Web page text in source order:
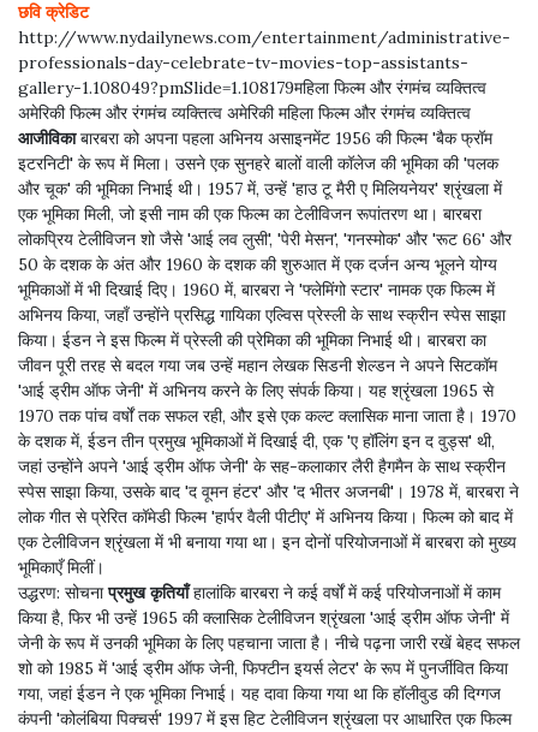
छवि क्रेडिट
http://www.nydailynews.com/entertainment/administrative-
professionals-day-celebrate-tv-movies-top-assistants-
gallery-1.108049?pmSlide=1.108179महिला फिल्म और रंगमंच व्यक्तित्व
अमेरिकी फिल्म और रंगमंच व्यक्तित्व अमेरिकी महिला फिल्म और रंगमंच व्यक्तित्व
आजीविकाबारबरा को अपना पहला अभिनय असाइनमेंट 1956 की फिल्म 'बैक फ्रॉम
इटरनिटी' के रूप में मिला। उसने एक सुनहरे बालों वाली कॉलेज की भूमिका की 'पलक
और चूक' की भूमिका निभाई थी। 1957 में, उन्हें 'हाउ टू मैरी ए मिलियनेयर' श्रृंखला में
एक भूमिका मिली, जो इसी नाम की एक फिल्म का टेलीविजन रूपांतरण था। बारबरा
लोकप्रिय टेलीविजन शो जैसे 'आई लव लुसी', 'पेरी मेसन', 'गनस्मोक' और 'रूट 66' और
50 के दशक के अंत और 1960 के दशक की शुरुआत में एक दर्जन अन्य भूलने योग्य
भूमिकाओं में भी दिखाई दिए। 1960 में, बारबरा ने 'फ्लेमिंगो स्टार' नामक एक फिल्म में
अभिनय किया, जहाँ उन्होंने प्रसिद्ध गायिका एल्विस प्रेस्ली के साथ स्क्रीन स्पेस साझा
किया। ईडन ने इस फिल्म में प्रेस्ली की प्रेमिका की भूमिका निभाई थी। बारबरा का
जीवन पूरी तरह से बदल गया जब उन्हें महान लेखक सिडनी शेल्डन ने अपने सिटकॉम
'आई ड्रीम ऑफ जेनी' में अभिनय करने के लिए संपर्क किया। यह श्रृंखला 1965 से
1970 तक पांच वर्षों तक सफल रही, और इसे एक कल्ट क्लासिक माना जाता है। 1970
के दशक में, ईडन तीन प्रमुख भूमिकाओं में दिखाई दी, एक 'ए हॉलिंग इन द वुड्स' थी,
जहां उन्होंने अपने 'आई ड्रीम ऑफ जेनी' के सह-कलाकार लैरी हैगमैन के साथ स्क्रीन
स्पेस साझा किया, उसके बाद 'द वूमन हंटर' और 'द भीतर अजनबी'। 1978 में, बारबरा ने
लोक गीत से प्रेरित कॉमेडी फिल्म 'हार्पर वैली पीटीए' में अभिनय किया। फिल्म को बाद में
एक टेलीविजन श्रृंखला में भी बनाया गया था। इन दोनों परियोजनाओं में बारबरा को मुख्य
भूमिकाएँ मिलीं।
उद्धरण: सोचनाप्रमुख कृतियाँहालांकि बारबरा ने कई वर्षों में कई परियोजनाओं में काम
किया है, फिर भी उन्हें 1965 की क्लासिक टेलीविजन श्रृंखला 'आई ड्रीम ऑफ जेनी' में
जेनी के रूप में उनकी भूमिका के लिए पहचाना जाता है। नीचे पढ़ना जारी रखें बेहद सफल
शो को 1985 में 'आई ड्रीम ऑफ जेनी, फिफ्टीन इयर्स लेटर' के रूप में पुनर्जीवित किया
गया, जहां ईडन ने एक भूमिका निभाई। यह दावा किया गया था कि हॉलीवुड की दिग्गज
कंपनी 'कोलंबिया पिक्चर्स' 1997 में इस हिट टेलीविजन श्रृंखला पर आधारित एक फिल्म